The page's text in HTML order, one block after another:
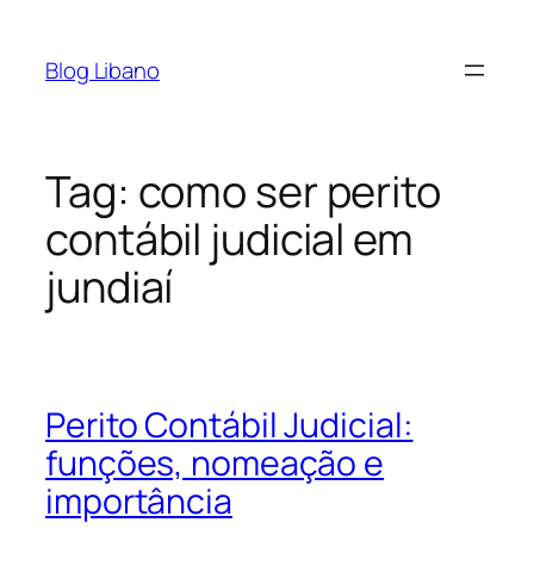
Blog Libano
Tag: como ser perito
contábil judicial em
jundiaí
Perito Contábil Judicial:
funções, nomeação e
importância